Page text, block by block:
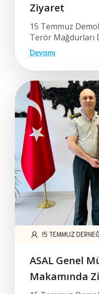
Ziyaret
15 Temmuz
Terör Mağdurları
Devamı
!5 TEMMUZ
ASAL Genel
Makamında